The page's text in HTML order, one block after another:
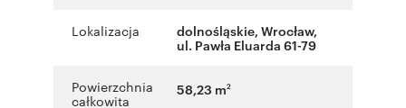
Lokalizacja dolnośląskie, Wrocław,
ul. Pawła Eluarda 61-79
Powierzchnia
całkowita
58,23 m2